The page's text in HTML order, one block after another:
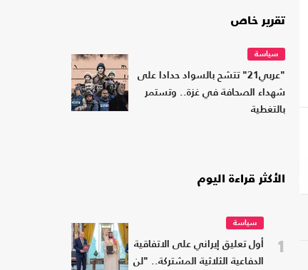
تقرير خاص
سياسة
"عربي21" تتشح بالسواد حدادا على
شهداء الصحافة في غزة.. وتستمر
بالتغطية
الأكثر قراءة اليوم
1
سياسة
أول تعليق إيراني على الاتفاقية
الدفاعية الثلاثية المشتركة.. "لن